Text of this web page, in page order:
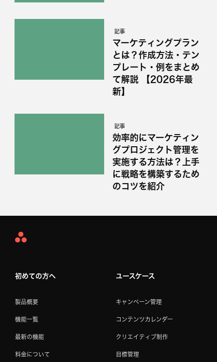
記事
マーケティングプラン
とは？作成方法・テン
プレート・例をまとめ
て解説 【2026年最
新】
記事
効率的にマーケティン
グプロジェクト管理を
実施する方法は？上手
に戦略を構築するため
のコツを紹介
Asana
初めての方へ
製品概要
機能一覧
最新の機能
料金について
ユースケース
キャンペーン管理
コンテンツカレンダー
クリエイティブ制作
目標管理